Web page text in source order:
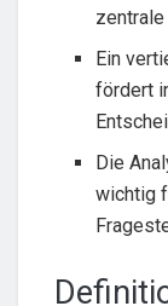
zentrale
Ein
fördert
Die
wichtig